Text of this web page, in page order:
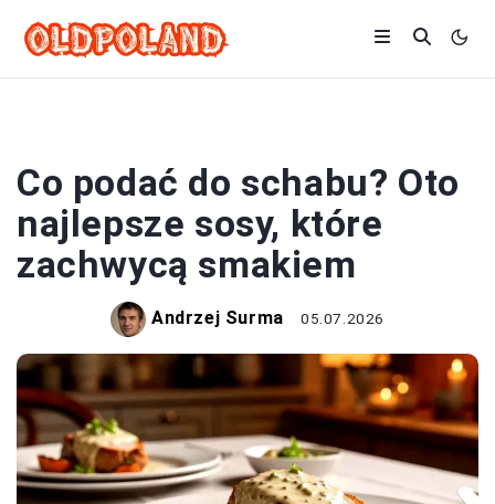
Co podać do schabu? Oto
najlepsze sosy, które
zachwycą smakiem
Andrzej Surma 05.07.2026